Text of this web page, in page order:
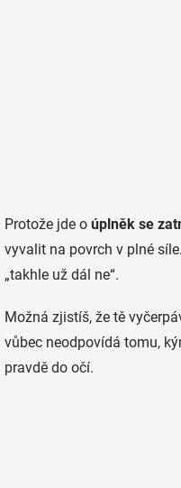
Protože jde o úplněk se
vyvalit na povrch v plné
„takhle už dál ne“.
Možná zjistíš, že tě
vůbec neodpovídá tomu,
pravdě do očí.